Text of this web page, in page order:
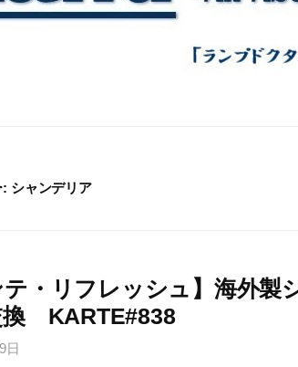
: シャンデリア
テ・リフレッシュ】海外
換 KARTE#838
日